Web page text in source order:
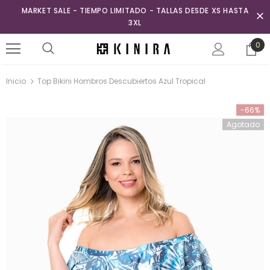
MARKET SALE - TIEMPO LIMITADO - TALLAS DESDE XS HASTA
3XL
0
Inicio Top Bikini Hombros Descubiertos Azul Tropical
-66%
Agotado